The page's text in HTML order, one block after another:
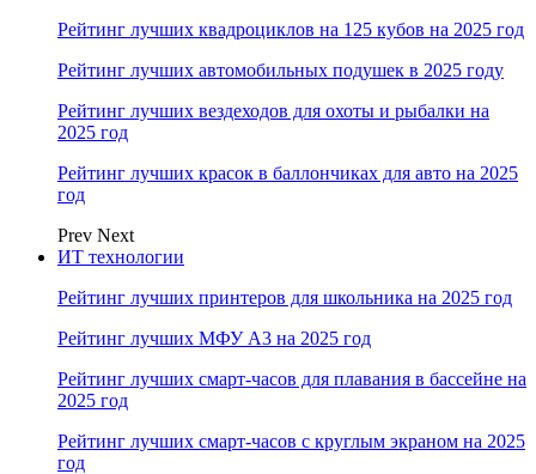
Рейтинг лучших квадроциклов на 125 кубов на 2025 год
Рейтинг лучших автомобильных подушек в 2025 году
Рейтинг лучших вездеходов для охоты и рыбалки на
2025 год
Рейтинг лучших красок в баллончиках для авто на 2025
год
Prev Next
ИТ технологии
Рейтинг лучших принтеров для школьника на 2025 год
Рейтинг лучших МФУ А3 на 2025 год
Рейтинг лучших смарт-часов для плавания в бассейне на
2025 год
Рейтинг лучших смарт-часов с круглым экраном на 2025
год